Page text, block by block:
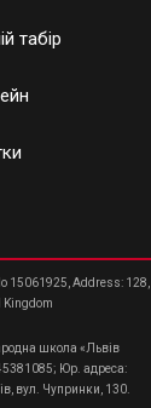
табір
15061925, Address: 128,
Kingdom
школа «Львів
Юр. адреса:
вул. Чупринки, 130.